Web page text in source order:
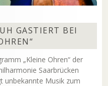
GASTIERT BEI
„Kleine Ohren“ der
Saarbrücken
unbekannte Musik zum